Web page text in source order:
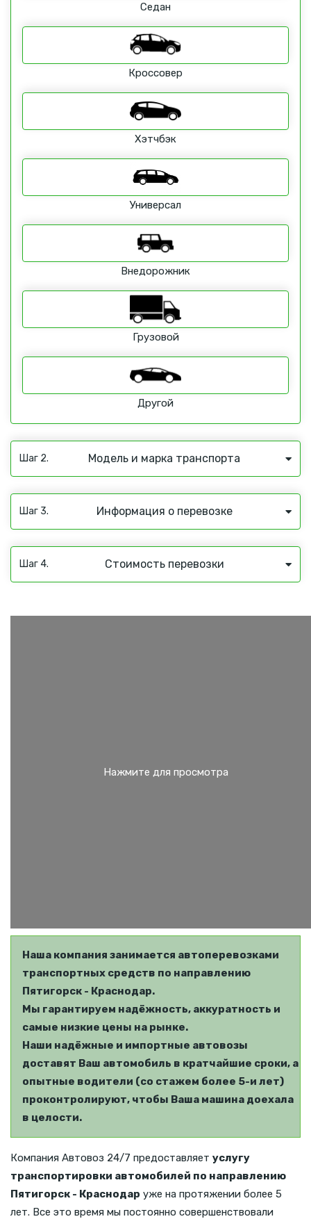
Седан
Кроссовер
Хэтчбэк
Универсал
Внедорожник
Грузовой
Другой
Шаг 2. Модель и марка транспорта
Шаг 3. Информация о перевозке
Шаг 4. Стоимость перевозки
Наша компания занимается автоперевозками
транспортных средств по направлению
Пятигорск - Краснодар.
Мы гарантируем надёжность, аккуратность и
самые низкие цены на рынке.
Наши надёжные и импортные автовозы
доставят Ваш автомобиль в кратчайшие сроки, а
опытные водители (со стажем более 5-и лет)
проконтролируют, чтобы Ваша машина доехала
в целости.
Компания Автовоз 24/7 предоставляет услугу
транспортировки автомобилей по направлению
Пятигорск - Краснодар уже на протяжении более 5
лет. Все это время мы постоянно совершенствовали